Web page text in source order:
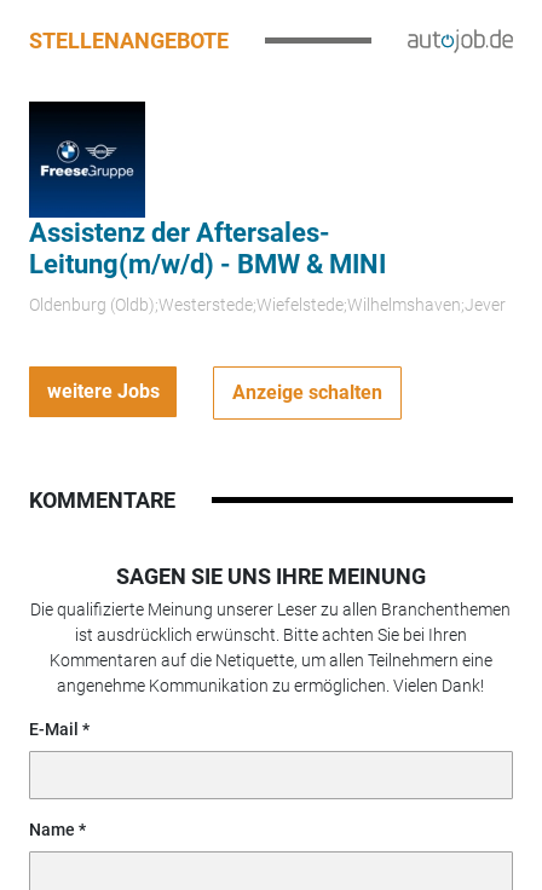
STELLENANGEBOTE
Assistenz der Aftersales-
Leitung(m/w/d) - BMW & MINI
Oldenburg (Oldb);Westerstede;Wiefelstede;Wilhelmshaven;Jever
weitere Jobs Anzeige schalten
KOMMENTARE
SAGEN SIE UNS IHRE MEINUNG
Die qualifizierte Meinung unserer Leser zu allen Branchenthemen
ist ausdrücklich erwünscht. Bitte achten Sie bei Ihren
Kommentaren auf die Netiquette, um allen Teilnehmern eine
angenehme Kommunikation zu ermöglichen. Vielen Dank!
E-Mail
Name